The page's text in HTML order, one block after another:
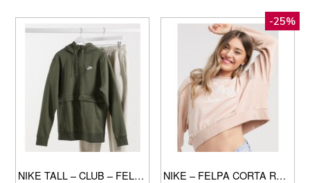
NIKE TALL – CLUB – FELPA CON CAPPUCCIO E ZIP CORTA KAKI-VERDE
-25%
NIKE – FELPA CORTA RÉTRO IN SPUGNA BEIGE